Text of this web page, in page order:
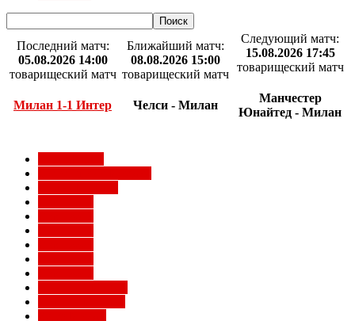
Последний матч:
05.08.2026 14:00
товарищеский матч
Милан 1-1 Интер
Ближайший матч:
08.08.2026 15:00
товарищеский матч
Челси - Милан
Следующий матч:
15.08.2026 17:45
товарищеский матч
Манчестер
Юнайтед - Милан